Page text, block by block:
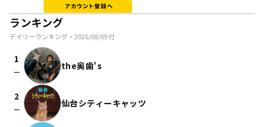
ランキング
デイリーランキング・ 2026/08/09付
1
check_indeterminate_small the奥歯's
2
check_indeterminate_small 仙台シティーキャッツ